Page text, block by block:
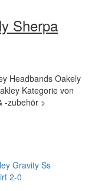
Sherpa
Headbands Oakely
Kategorie von
-zubehör >